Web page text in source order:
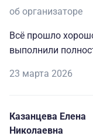
общественным
удобнее и лучше с
времени заказать
Ольхон.
об организаторе
Всё прошло
выполнили
23 марта 2026
Казанцева Елена
Николаевна